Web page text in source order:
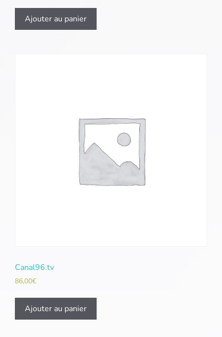
Ajouter au panier
Canal96.tv
86,00€
Ajouter au panier